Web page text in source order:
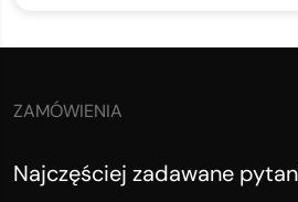
ZAMÓWIENIA
Najczęściej zadawane